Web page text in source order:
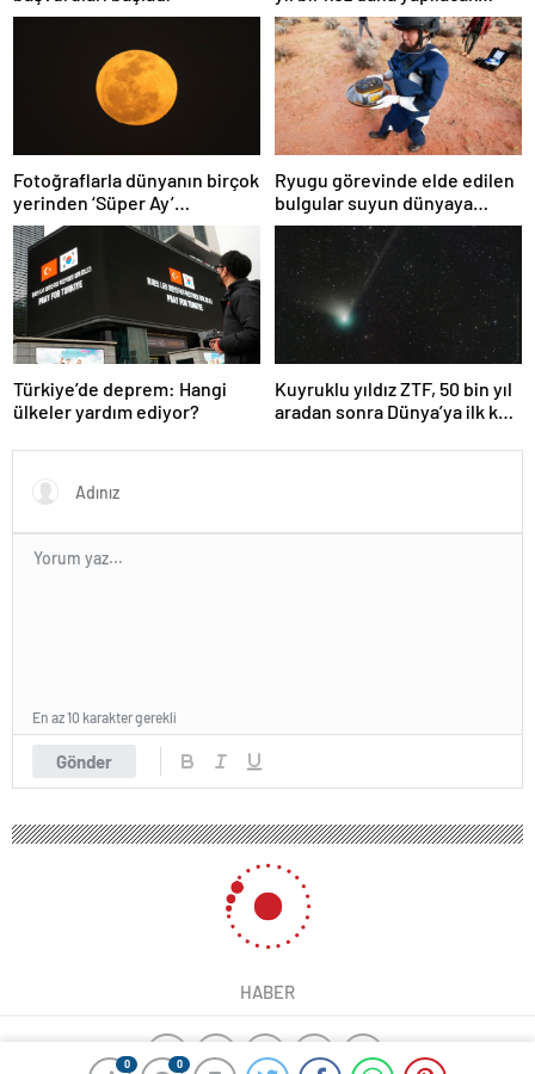
0 0
YDS’ye ilişkin açıklama
Fotoğraflarla dünyanın birçok
yerinden ‘Süper Ay’
manzaraları
Ryugu görevinde elde edilen
bulgular suyun dünyaya
asteroitlerce getirilmiş
olabileceğini gösteriyor
Türkiye’de deprem: Hangi
ülkeler yardım ediyor?
Kuyruklu yıldız ZTF, 50 bin yıl
aradan sonra Dünya’ya ilk kez
Gönder
En az 10 karakter gerekli
HABER